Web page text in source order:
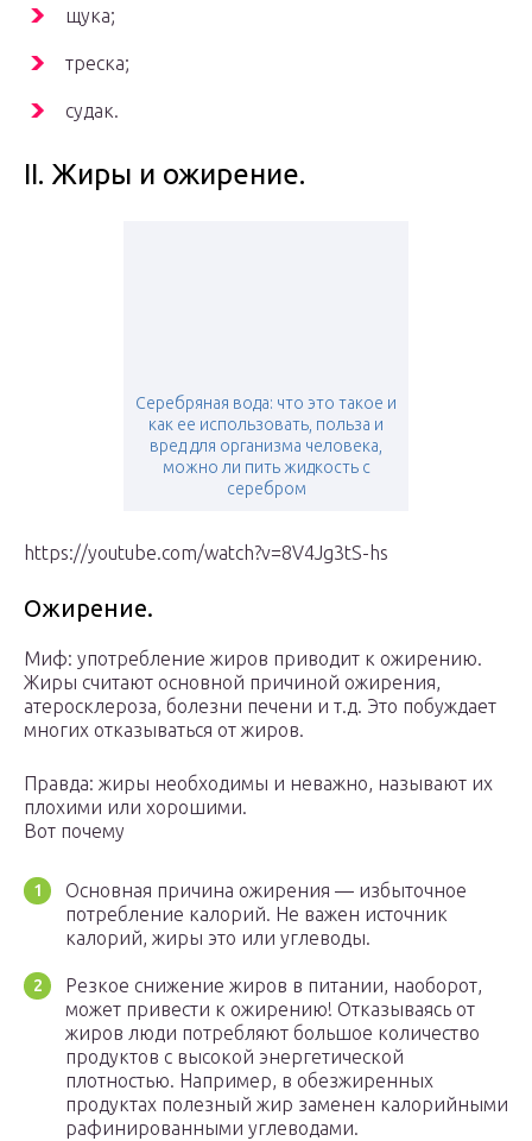
щука;
треска;
судак.
II. Жиры и ожирение.
Серебряная вода: что это такое и
как ее использовать, польза и
вред для организма человека,
можно ли пить жидкость с
серебром
https://youtube.com/watch?v=8V4Jg3tS-hs
Ожирение.
Миф: употребление жиров приводит к ожирению.
Жиры считают основной причиной ожирения,
атеросклероза, болезни печени и т.д. Это побуждает
многих отказываться от жиров.
Правда: жиры необходимы и неважно, называют их
плохими или хорошими.
Вот почему
Основная причина ожирения — избыточное
потребление калорий. Не важен источник
калорий, жиры это или углеводы.
Резкое снижение жиров в питании, наоборот,
может привести к ожирению! Отказываясь от
жиров люди потребляют большое количество
продуктов с высокой энергетической
плотностью. Например, в обезжиренных
продуктах полезный жир заменен калорийными
рафинированными углеводами.